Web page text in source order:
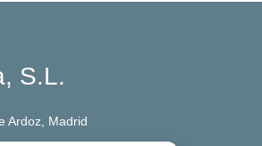
S.L.
Ardoz, Madrid